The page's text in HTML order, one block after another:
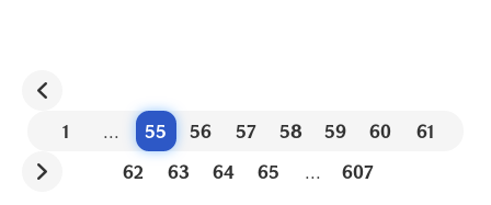
1 ... 55 56 57 58 59 60
61
62
63 64 65 ... 607